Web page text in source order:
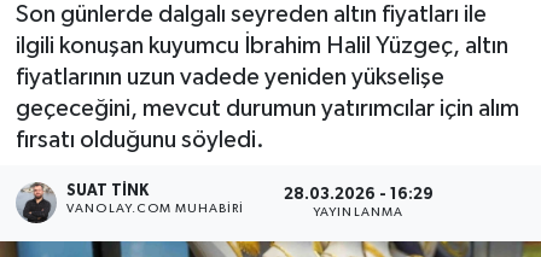
Son günlerde dalgalı seyreden altın fiyatları ile
ilgili konuşan kuyumcu İbrahim Halil Yüzgeç, altın
fiyatlarının uzun vadede yeniden yükselişe
geçeceğini, mevcut durumun yatırımcılar için alım
fırsatı olduğunu söyledi.
SUAT TINK
VANOLAY.COM MUHABIRI
28.03.2026 - 16:29
YAYINLANMA
Eğitim
Dünya
RESMİ İLANLAR
Tüm Manşetler
Son Dakika Haberleri
Haber Arşivi